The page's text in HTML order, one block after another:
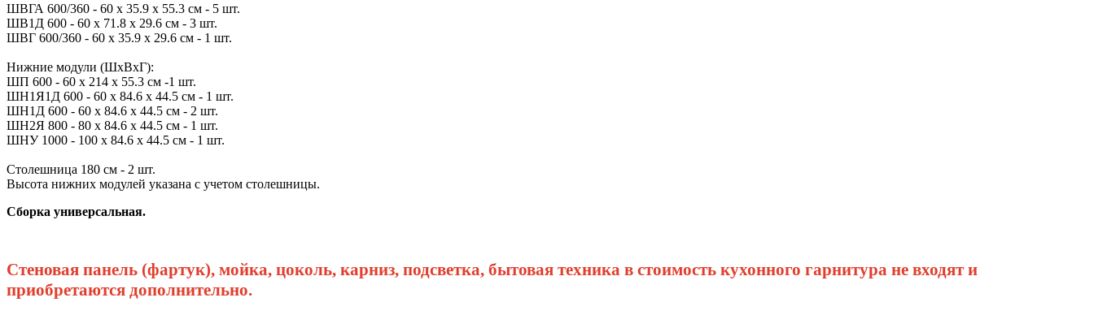
ШВГА 600/360 - 60 x 35.9 x 55.3 см - 5 шт.
ШВ1Д 600 - 60 х 71.8 х 29.6 см - 3 шт.
ШВГ 600/360 - 60 х 35.9 х 29.6 см - 1 шт.
Нижние модули (ШхВхГ):
ШП 600 - 60 х 214 х 55.3 см -1 шт.
ШН1Я1Д 600 - 60 х 84.6 х 44.5 см - 1 шт.
ШН1Д 600 - 60 х 84.6 х 44.5 см - 2 шт.
ШН2Я 800 - 80 х 84.6 х 44.5 см - 1 шт.
ШНУ 1000 - 100 х 84.6 х 44.5 см - 1 шт.
Столешница 180 см - 2 шт.
Высота нижних модулей указана с учетом столешницы.
Сборка универсальная.
Стеновая панель (фартук), мойка, цоколь, карниз, подсветка, бытовая техника в стоимость кухонного гарнитура не входят и
приобретаются дополнительно.